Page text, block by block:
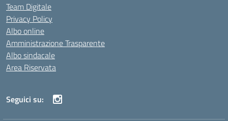
Team Digitale
Privacy Policy
Albo online
Amministrazione Trasparente
Albo sindacale
Area Riservata
Seguici su: